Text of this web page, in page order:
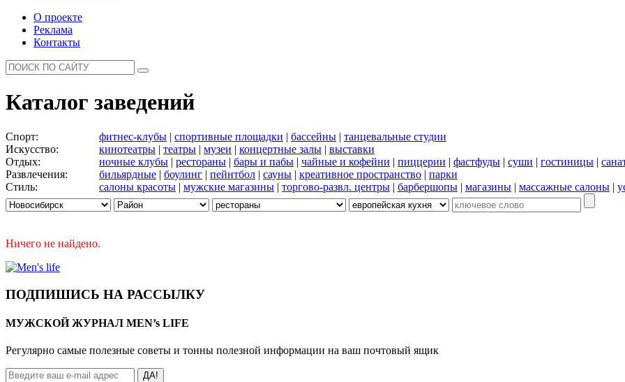
О проекте
Реклама
Контакты
Каталог заведений
Спорт: фитнес-клубы | спортивные площадки | бассейны | танцевальные студии
Искусство:
кинотеатры | театры | музеи | концертные залы | выставки
Отдых:
ночные клубы | рестораны | бары и пабы | чайные и кофейни | пиццерии | фастфуды | суши | гостиницы |
Развлечения:
бильярдные | боулинг | пейнтбол | сауны | креативное пространство | парки
Стиль:
салоны красоты | мужские магазины | торгово-развл. центры | барбершопы | магазины | массажные салоны |
Ничего не найдено.
ПОДПИШИСЬ НА РАССЫЛКУ
МУЖСКОЙ ЖУРНАЛ MEN’s LIFE
Регулярно самые полезные советы и тонны полезной информации на ваш почтовый ящик
ДА!